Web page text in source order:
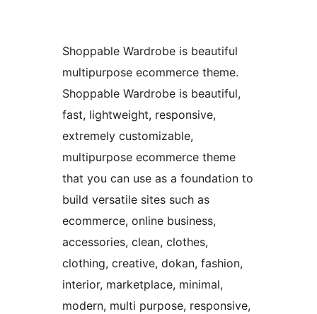
Shoppable Wardrobe is beautiful
multipurpose ecommerce theme.
Shoppable Wardrobe is beautiful,
fast, lightweight, responsive,
extremely customizable,
multipurpose ecommerce theme
that you can use as a foundation to
build versatile sites such as
ecommerce, online business,
accessories, clean, clothes,
clothing, creative, dokan, fashion,
interior, marketplace, minimal,
modern, multi purpose, responsive,